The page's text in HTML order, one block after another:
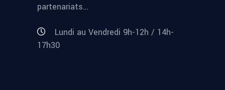
partenariats…
Lundi au Vendredi 9h-12h / 14h-
17h30